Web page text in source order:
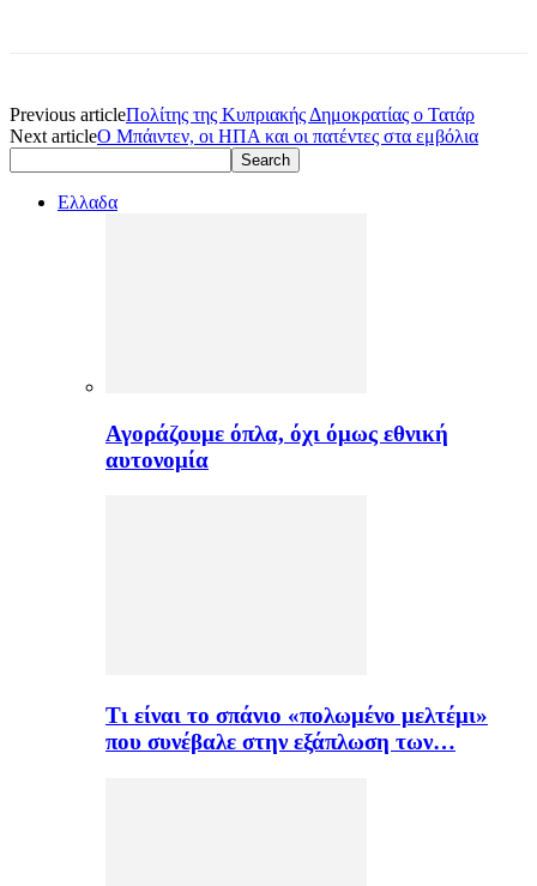
Previous articleΠολίτης της Κυπριακής Δημοκρατίας ο Τατάρ
Next articleΟ Μπάιντεν, οι ΗΠΑ και οι πατέντες στα εμβόλια
Ελλαδα
Αγοράζουμε όπλα, όχι όμως εθνική
αυτονομία
Τι είναι το σπάνιο «πολωμένο μελτέμι»
που συνέβαλε στην εξάπλωση των…